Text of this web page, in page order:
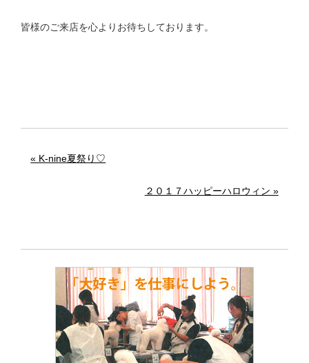
皆様のご来店を心よりお待ちしております。
« K-nine夏祭り♡
２０１７ハッピーハロウィン »